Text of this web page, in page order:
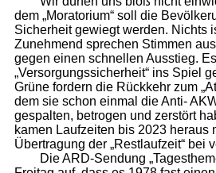
dem „Moratorium“ soll die
Sicherheit gewiegt werden. Nichts
Zunehmend sprechen Stimmen
gegen einen schnellen Ausstieg.
„Versorgungssicherheit“ ins Spiel
Grüne fordern die Rückkehr zum
dem sie schon einmal die Anti-
gespalten, betrogen und zerstört
kamen Laufzeiten bis 2023 heraus
Übertragung der „Restlaufzeit“ bei
Die ARD-Sendung